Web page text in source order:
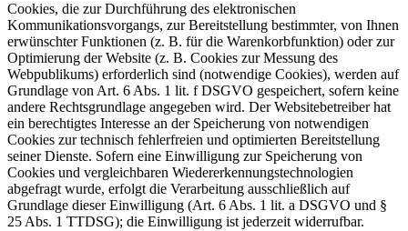
Cookies, die zur Durchführung des elektronischen
Kommunikationsvorgangs, zur Bereitstellung bestimmter, von Ihnen
erwünschter Funktionen (z. B. für die Warenkorbfunktion) oder zur
Optimierung der Website (z. B. Cookies zur Messung des
Webpublikums) erforderlich sind (notwendige Cookies), werden auf
Grundlage von Art. 6 Abs. 1 lit. f DSGVO gespeichert, sofern keine
andere Rechtsgrundlage angegeben wird. Der Websitebetreiber hat
ein berechtigtes Interesse an der Speicherung von notwendigen
Cookies zur technisch fehlerfreien und optimierten Bereitstellung
seiner Dienste. Sofern eine Einwilligung zur Speicherung von
Cookies und vergleichbaren Wiedererkennungstechnologien
abgefragt wurde, erfolgt die Verarbeitung ausschließlich auf
Grundlage dieser Einwilligung (Art. 6 Abs. 1 lit. a DSGVO und §
25 Abs. 1 TTDSG); die Einwilligung ist jederzeit widerrufbar.